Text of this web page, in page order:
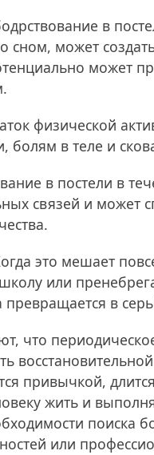
в
сном, может
может
физической
в теле и
в постели в
связей и может
это мешает
или
в
что
привычкой,
жить и
поиска
или